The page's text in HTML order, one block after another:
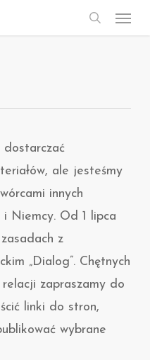
dostarczać
ale jesteśmy
innych
i Niemcy. Od 1 lipca
z
„Dialog”. Chętnych
zapraszamy do
linki do stron,
wybrane